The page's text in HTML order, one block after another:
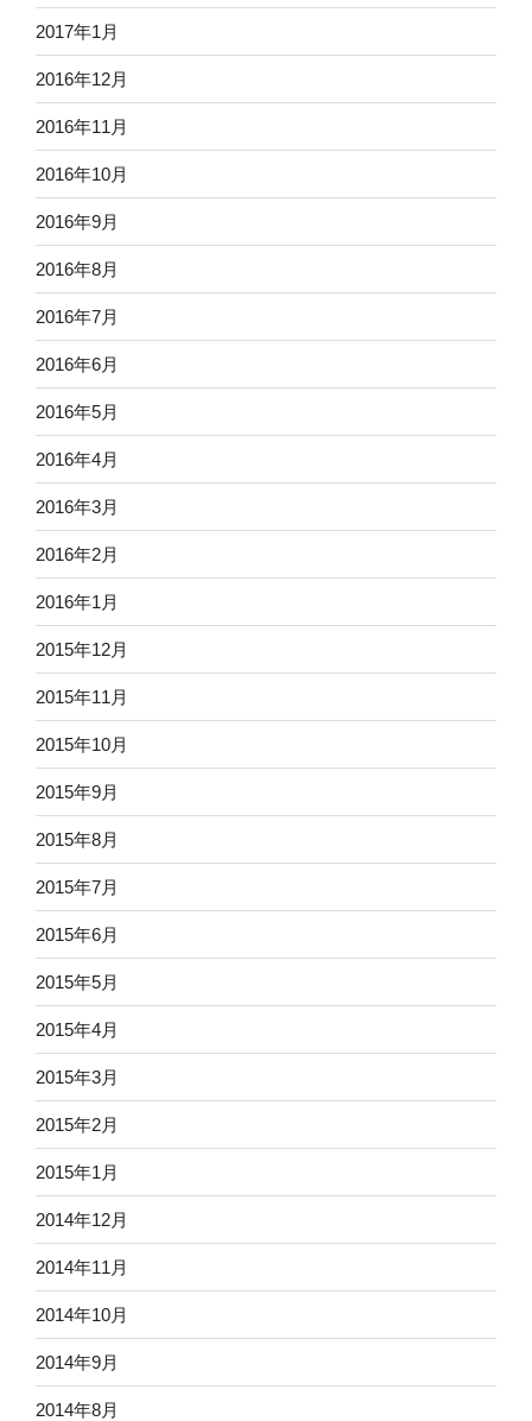
2017年1月
2016年12月
2016年11月
2016年10月
2016年9月
2016年8月
2016年7月
2016年6月
2016年5月
2016年4月
2016年3月
2016年2月
2016年1月
2015年12月
2015年11月
2015年10月
2015年9月
2015年8月
2015年7月
2015年6月
2015年5月
2015年4月
2015年3月
2015年2月
2015年1月
2014年12月
2014年11月
2014年10月
2014年9月
2014年8月